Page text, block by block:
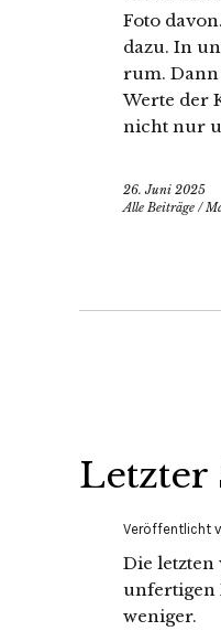
Foto
dazu. In
rum. Dann
Werte der
nicht nur
26. Juni 2025
Alle Beiträge /
Letzter
Veröffentlicht
Die letzten
unfertigen
weniger.